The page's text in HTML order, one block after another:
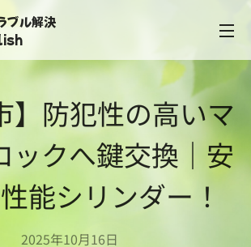
ラブル解決
】防犯性の高いマ
ックへ鍵交換｜安
能シリンダー！
2025年10月16日